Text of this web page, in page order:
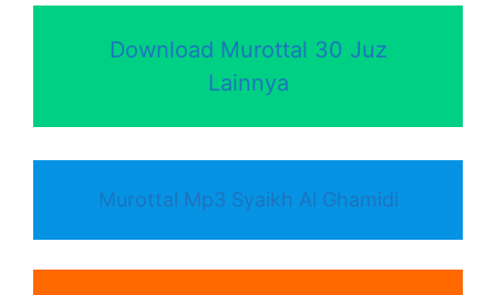
Download Murottal 30 Juz
Lainnya
Murottal Mp3 Syaikh Al Ghamidi